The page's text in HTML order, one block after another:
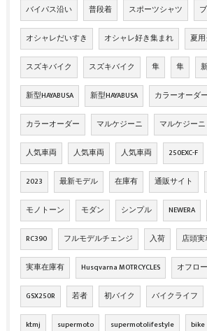
バイパス沿い 普段着 スポーツシャツ
オシャレだいすき オシャレ好き集まれ 夏
スズキバイク スズキバイク 隼 隼
新型HAYABUSA 新型HAYABUSA カラーオーダー
カラーオーダー マルケジーニ マルケジーニ
人気車両 人気車両 人気車両 250EXC-F
2023 最新モデル 在庫有 通販サイト
モノトーン モダン シンプル NEWERA
RC390 フルモデルチェンジ 入荷 店頭実
実車在庫有 Husqvarna MOTRCYCLES オフロ
GSX250R 若者 初バイク バイクライフ
ktmj supermoto supermotolifestyle bike